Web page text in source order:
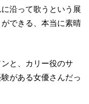
沿って歌うという展
できる、本当に素晴
と、カリー役のサ
がある女優さんだっ